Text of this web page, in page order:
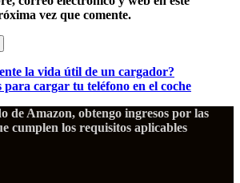
vez que comente.
la vida útil de un cargador?
para cargar tu teléfono en el coche
de Amazon, obtengo ingresos por las
cumplen los requisitos aplicables